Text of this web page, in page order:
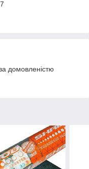
домовленістю